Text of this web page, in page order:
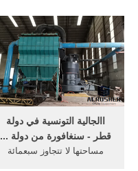
العجائب قابل لي كوانيو التحدي
ومعه فريقٌ من افضل الخبراء
بحكومته وضعوا خطةً للنهوض
بالبلاد عبر جذب الاستثمارات
الاجنبية ودفع ...
‫االجالية التونسية في دولة
قطر - سنغافورة من دولة ...
مساحتها لا تتجاوز سبعمائة